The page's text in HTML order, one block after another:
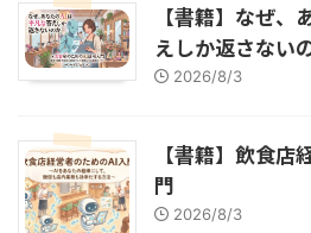
【書籍】なぜ
えしか返さない
2026/8/3
【書籍】飲食
門
2026/8/3